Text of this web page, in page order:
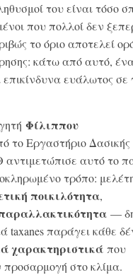
του είναι τόσο
που πολλοί δεν
το όριο αποτελεί
κάτω από αυτό,
ευάλωτος σε
Φίλιππου
το Εργαστήριο Δασικής
αντιμετώπισε αυτό το
τρόπο:
ποικιλότητα,
—
taxanes παράγει κάθε
χαρακτηριστικά που
προσαρμογή στο κλίμα.